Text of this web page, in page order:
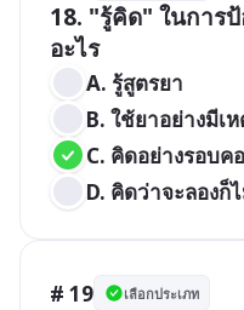
18. "รู้คิด" ในการ
อะไร
A. รู้สูตรยา
B. ใช้ยาอย่างมีเ
C. คิดอย่างรอบ
D. คิดว่าจะลองก็
# 19 เลือกประเภท